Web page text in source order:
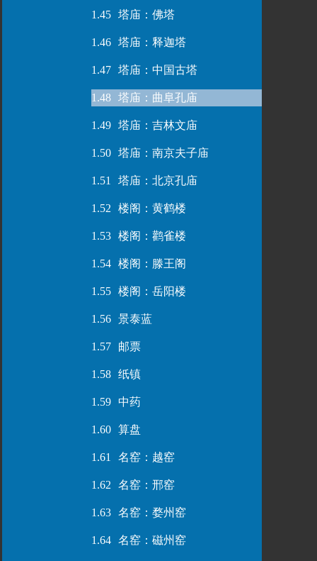
1.45 塔庙：佛塔
1.46 塔庙：释迦塔
1.47 塔庙：中国古塔
1.48 塔庙：曲阜孔庙
1.49 塔庙：吉林文庙
1.50 塔庙：南京夫子庙
1.51 塔庙：北京孔庙
1.52 楼阁：黄鹤楼
1.53 楼阁：鹳雀楼
1.54 楼阁：滕王阁
1.55 楼阁：岳阳楼
1.56 景泰蓝
1.57 邮票
1.58 纸镇
1.59 中药
1.60 算盘
1.61 名窑：越窑
1.62 名窑：邢窑
1.63 名窑：婺州窑
1.64 名窑：磁州窑